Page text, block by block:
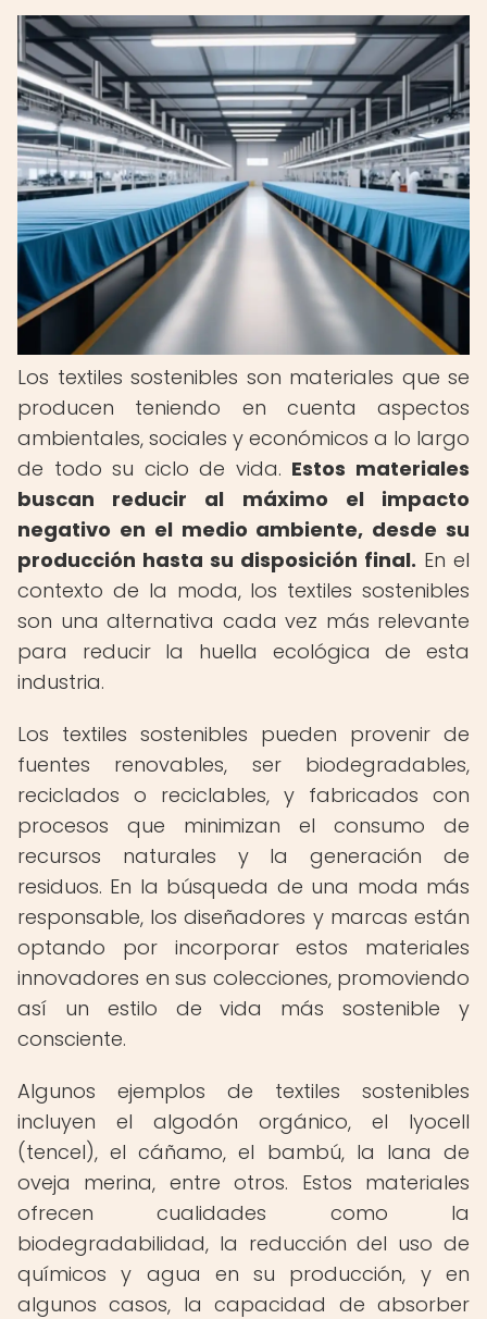
Los textiles sostenibles son materiales que se
producen teniendo en cuenta aspectos
ambientales, sociales y económicos a lo largo
de todo su ciclo de vida. Estos materiales
buscan reducir al máximo el impacto
negativo en el medio ambiente, desde su
producción hasta su disposición final. En el
contexto de la moda, los textiles sostenibles
son una alternativa cada vez más relevante
para reducir la huella ecológica de esta
industria.
Los textiles sostenibles pueden provenir de
fuentes renovables, ser biodegradables,
reciclados o reciclables, y fabricados con
procesos que minimizan el consumo de
recursos naturales y la generación de
residuos. En la búsqueda de una moda más
responsable, los diseñadores y marcas están
optando por incorporar estos materiales
innovadores en sus colecciones, promoviendo
así un estilo de vida más sostenible y
consciente.
Algunos ejemplos de textiles sostenibles
incluyen el algodón orgánico, el lyocell
(tencel), el cáñamo, el bambú, la lana de
oveja merina, entre otros. Estos materiales
ofrecen cualidades como la
biodegradabilidad, la reducción del uso de
químicos y agua en su producción, y en
algunos casos, la capacidad de absorber